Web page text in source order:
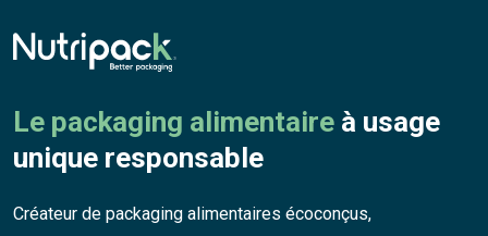
Le packaging alimentaire à usage
unique responsable
Créateur de packaging alimentaires écoconçus,